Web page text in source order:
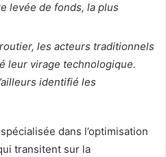
levée de fonds, la plus
les acteurs traditionnels
leur virage technologique.
identifié les
dans l’optimisation
transitent sur la